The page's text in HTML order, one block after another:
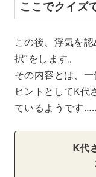
ここでクイズ
この後、浮気を
択”をします。
その内容とは、
ヒントとしてK代
ているようです……
K代